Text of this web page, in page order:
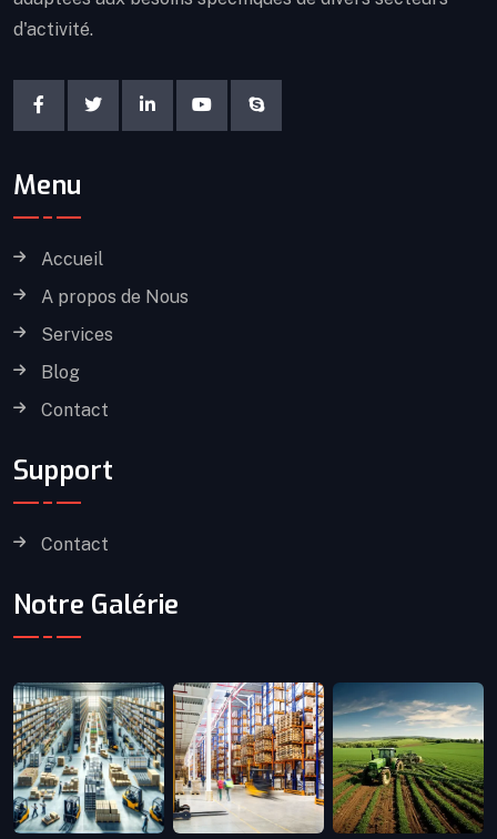
d'activité.
Menu
Accueil
A propos de Nous
Services
Blog
Contact
Support
Contact
Notre Galérie